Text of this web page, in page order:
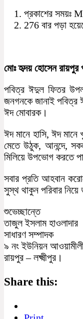
প্রকাশের সময়ঃ
276 বার পড়া
মোঃ হৃদয় হোসেন রায়পুর
পবিত্র ঈদুল ফিতর
জনগনকে জানাই পবিত্র
ঈদ মোবারক।
ঈদ মানে হাসি, ঈদ মানে
মেতে উঠুক, আনন্দে,
মিলিয়ে উপভোগ করতে
সবার প্রতি আহবান
সুস্থ থাকুন পরিবার
শুভেচ্ছান্তে
তাজুল ইসলাম হাওলাদার
সাধারণ সম্পাদক
৯ নং ইউনিয়ন
রায়পুর – লক্ষ্মীপুর।
Share this: